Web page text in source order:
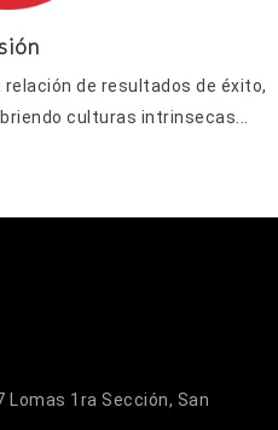
relación de resultados de éxito,
culturas intrinsecas...
1ra Sección, San